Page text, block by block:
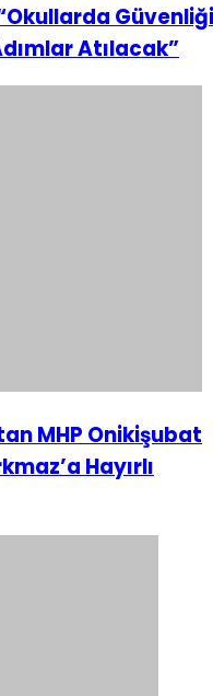
Güvenliği
Atılacak”
MHP Onikişubat
Hayırlı